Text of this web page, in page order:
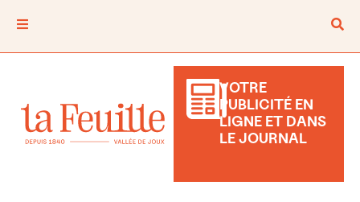
VOTRE
PUBLICITÉ EN
LIGNE ET DANS
LE JOURNAL